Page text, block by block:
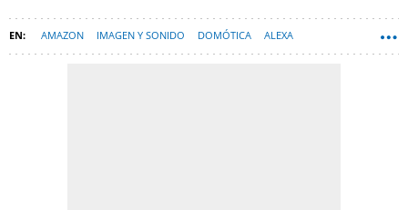
AMAZON IMAGEN Y SONIDO DOMÓTICA ALEXA